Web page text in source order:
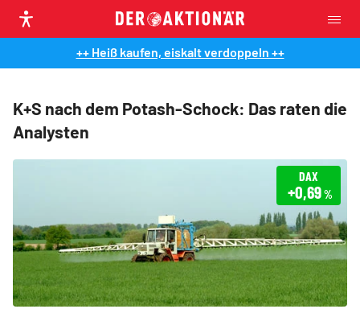
++ Heiß kaufen, eiskalt verdoppeln ++
K+S nach dem Potash-Schock: Das raten die
Analysten
DAX
+0,69%